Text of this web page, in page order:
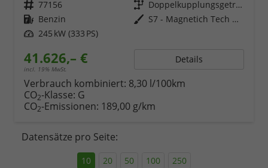
Fahrzeugnr. 77156 Getriebe
Doppelkupplungsgetriebe (DSG)
Kraftstoff Benzin Außenfarbe
S7 - Magnetich Tech Met.
Leistung 245 kW (333 PS)
41.626,– €
incl. 19% MwSt.
Details
Verbrauch kombiniert: 8,30 l/100km
CO2-Klasse: G
CO2-Emissionen: 189,00 g/km
Datensätze pro Seite:
10 20 50 100 250